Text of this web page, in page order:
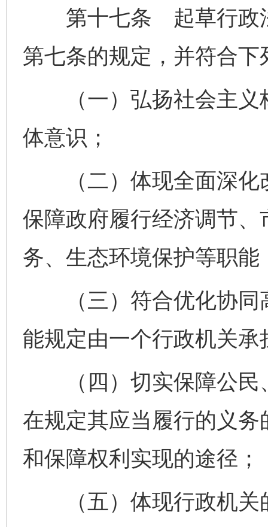
第十七条 起草行政法
第七条的规定，并符合下
（一）弘扬社会主义
体意识；
（二）体现全面深化
保障政府履行经济调节
务、生态环境保护等职能
（三）符合优化协同
能规定由一个行政机关
（四）切实保障公民
在规定其应当履行的义
和保障权利实现的途径；
（五）体现行政机关